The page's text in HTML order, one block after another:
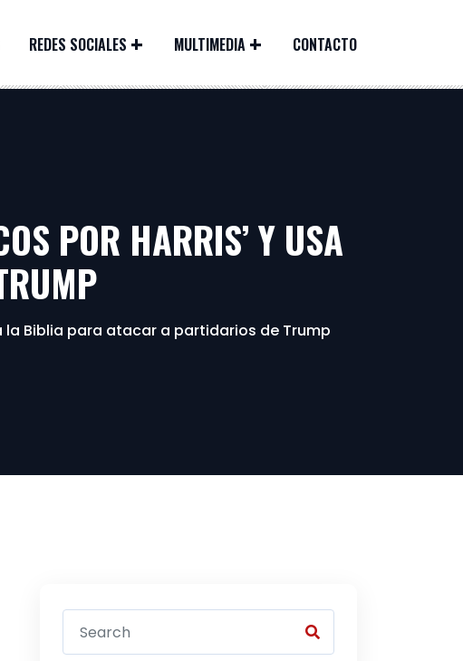
REDES SOCIALES MULTIMEDIA CONTACTO
POR HARRIS’ Y USA
la Biblia para atacar a partidarios de Trump